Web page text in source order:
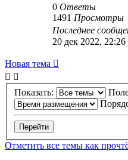
0 Ответы
1491 Просмотры
Последнее
20 дек 2022, 22:26
Новая
тема
Новая тема
Показать:
Отметить все темы как